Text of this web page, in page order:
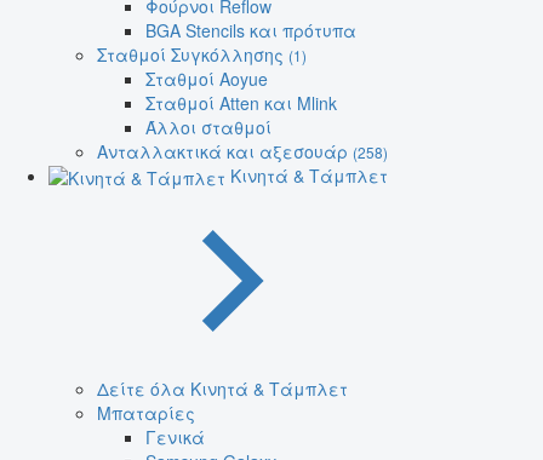
Φούρνοι Reflow
BGA Stencils και πρότυπα
Σταθμοί Συγκόλλησης (1)
Σταθμοί Aoyue
Σταθμοί Atten και Mlink
Άλλοι σταθμοί
Ανταλλακτικά και αξεσουάρ (258)
Κινητά & Τάμπλετ
Δείτε όλα Κινητά & Τάμπλετ
Μπαταρίες
Γενικά